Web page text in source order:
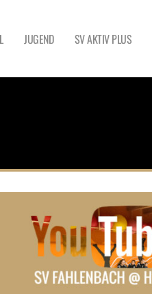
JUGEND SV AKTIV PLUS